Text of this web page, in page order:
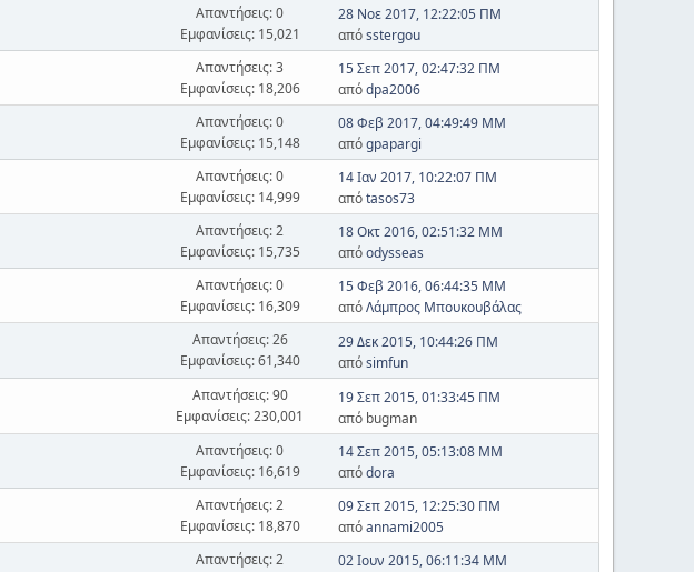
Απαντήσεις: 0
Εμφανίσεις: 15,021
28 Νοε 2017, 12:22:05 ΠΜ
απόsstergou
Απαντήσεις: 3
Εμφανίσεις: 18,206
15 Σεπ 2017, 02:47:32 ΠΜ
απόdpa2006
Απαντήσεις: 0
Εμφανίσεις: 15,148
08 Φεβ 2017, 04:49:49 ΜΜ
απόgpapargi
Απαντήσεις: 0
Εμφανίσεις: 14,999
14 Ιαν 2017, 10:22:07 ΠΜ
απόtasos73
Απαντήσεις: 2
Εμφανίσεις: 15,735
18 Οκτ 2016, 02:51:32 ΜΜ
απόodysseas
Απαντήσεις: 0
Εμφανίσεις: 16,309
15 Φεβ 2016, 06:44:35 ΜΜ
απόΛάμπρος Μπουκουβάλας
Απαντήσεις: 26
Εμφανίσεις: 61,340
29 Δεκ 2015, 10:44:26 ΠΜ
απόsimfun
Απαντήσεις: 90
Εμφανίσεις: 230,001
19 Σεπ 2015, 01:33:45 ΠΜ
από bugman
Απαντήσεις: 0
Εμφανίσεις: 16,619
14 Σεπ 2015, 05:13:08 ΜΜ
απόdora
Απαντήσεις: 2
Εμφανίσεις: 18,870
09 Σεπ 2015, 12:25:30 ΠΜ
απόannami2005
Απαντήσεις: 2
02 Ιουν 2015, 06:11:34 ΜΜ